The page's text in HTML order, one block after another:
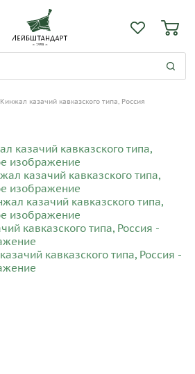
Кинжал казачий кавказского типа, Россия